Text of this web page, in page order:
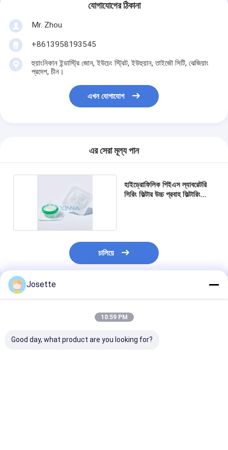
যোগাযোগের ঠিকানা
Mr. Zhou
+8613958193545
হুয়াংনিকান ইন্ডাস্ট্রি জোন, ইউচেং স্ট্রিট, ইউহুয়ান, তাইজৌ সিটি, ঝেজিয়াং
প্রদেশ, চীন।
এখন যোগাযোগ
এর সেরা মূল্য পান
হাইড্রোফিলিক পিইএস ল্যাবরেটরি
সিরিং ফিল্টার উচ্চ প্রবাহ ফিল্টারিং
চালিয়ে
প্রস্তাবিত পণ্য
Josette
10:59 PM
Good day, what product are you looking for?